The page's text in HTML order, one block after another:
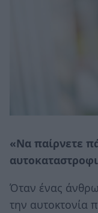
«Να παίρνετε
Όταν ένας
την αυτοκτονία